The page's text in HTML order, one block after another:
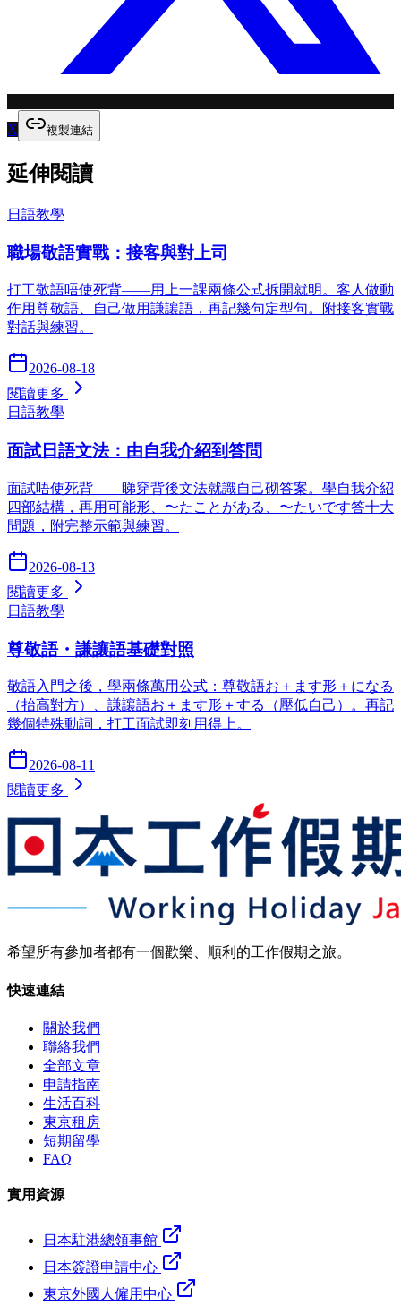
X 複製連結
延伸閱讀
日語教學
職場敬語實戰：接客與對上司
打工敬語唔使死背——用上一課兩條公式拆開就明。客人做動
作用尊敬語、自己做用謙讓語，再記幾句定型句。附接客實戰
對話與練習。
2026-08-18
閱讀更多
日語教學
面試日語文法：由自我介紹到答問
面試唔使死背——睇穿背後文法就識自己砌答案。學自我介紹
四部結構，再用可能形、〜たことがある、〜たいです答十大
問題，附完整示範與練習。
2026-08-13
閱讀更多
日語教學
尊敬語・謙讓語基礎對照
敬語入門之後，學兩條萬用公式：尊敬語お＋ます形＋になる
（抬高對方）、謙讓語お＋ます形＋する（壓低自己）。再記
幾個特殊動詞，打工面試即刻用得上。
2026-08-11
閱讀更多
希望所有參加者都有一個歡樂、順利的工作假期之旅。
快速連結
關於我們
聯絡我們
全部文章
申請指南
生活百科
東京租房
短期留學
FAQ
實用資源
日本駐港總領事館
日本簽證申請中心
東京外國人僱用中心